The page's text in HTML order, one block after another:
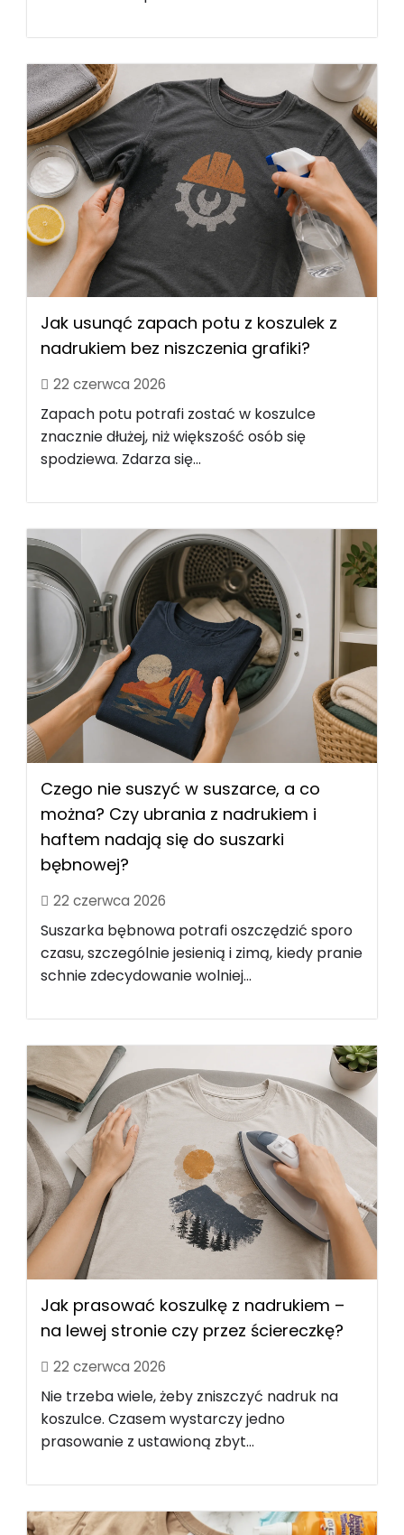
Jak usunąć zapach potu z koszulek z
nadrukiem bez niszczenia grafiki?
22 czerwca 2026
Zapach potu potrafi zostać w koszulce
znacznie dłużej, niż większość osób się
spodziewa. Zdarza się...
Czego nie suszyć w suszarce, a co
można? Czy ubrania z nadrukiem i
haftem nadają się do suszarki
bębnowej?
22 czerwca 2026
Suszarka bębnowa potrafi oszczędzić sporo
czasu, szczególnie jesienią i zimą, kiedy pranie
schnie zdecydowanie wolniej...
Jak prasować koszulkę z nadrukiem –
na lewej stronie czy przez ściereczkę?
22 czerwca 2026
Nie trzeba wiele, żeby zniszczyć nadruk na
koszulce. Czasem wystarczy jedno
prasowanie z ustawioną zbyt...